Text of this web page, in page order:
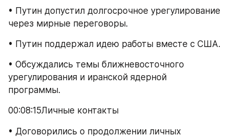
• Путин допустил долгосрочное урегулирование
через мирные переговоры.
• Путин поддержал идею работы вместе с США.
• Обсуждались темы ближневосточного
урегулирования и иранской ядерной
программы.
00:08:15Личные контакты
• Договорились о продолжении личных